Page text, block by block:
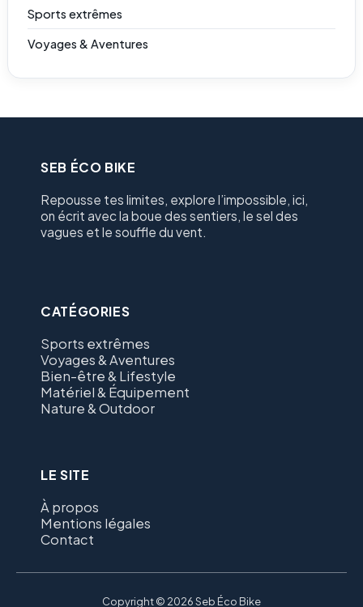
Sports extrêmes
Voyages & Aventures
SEB ÉCO BIKE
Repousse tes limites, explore l’impossible, ici,
on écrit avec la boue des sentiers, le sel des
vagues et le souffle du vent.
CATÉGORIES
Sports extrêmes
Voyages & Aventures
Bien-être & Lifestyle
Matériel & Équipement
Nature & Outdoor
LE SITE
À propos
Mentions légales
Contact
Copyright © 2026 Seb Éco Bike